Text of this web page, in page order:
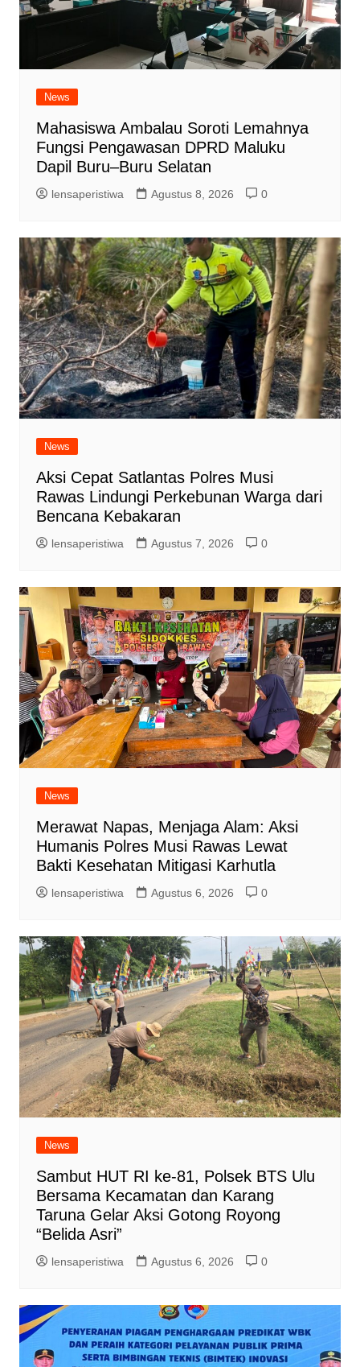
News
Mahasiswa Ambalau Soroti Lemahnya
Fungsi Pengawasan DPRD Maluku
Dapil Buru–Buru Selatan
lensaperistiwa Agustus 8, 2026 0
News
Aksi Cepat Satlantas Polres Musi
Rawas Lindungi Perkebunan Warga dari
Bencana Kebakaran
lensaperistiwa Agustus 7, 2026 0
News
Merawat Napas, Menjaga Alam: Aksi
Humanis Polres Musi Rawas Lewat
Bakti Kesehatan Mitigasi Karhutla
lensaperistiwa Agustus 6, 2026 0
News
Sambut HUT RI ke-81, Polsek BTS Ulu
Bersama Kecamatan dan Karang
Taruna Gelar Aksi Gotong Royong
“Belida Asri”
lensaperistiwa Agustus 6, 2026 0